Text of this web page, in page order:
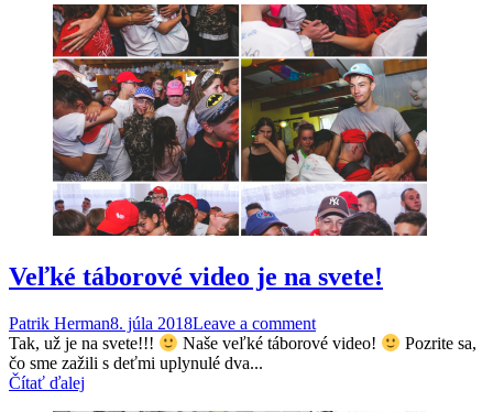
Veľké táborové video je na svete!
Patrik Herman8. júla 2018Leave a comment
Tak, už je na svete!!!
Naše veľké táborové video!
Pozrite sa,
čo sme zažili s deťmi uplynulé dva...
Čítať ďalej